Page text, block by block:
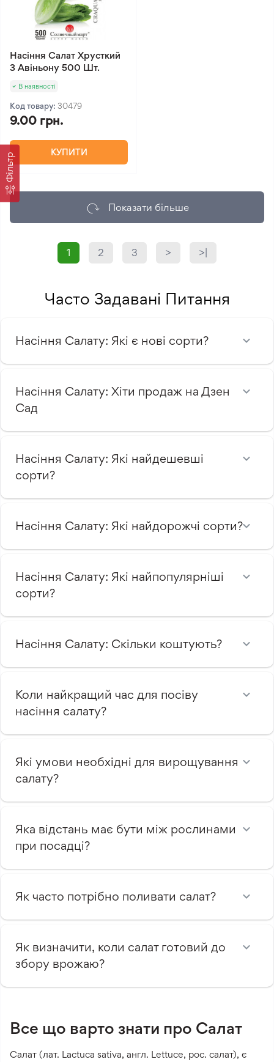
Фільтр
Насіння Салат Хрусткий
З Авіньону 500 Шт.
В наявності
Код товару: 30479
9.00 грн.
КУПИТИ
Показати більше
1 2 3 > >|
Часто Задавані Питання
Насіння Салату: Які є нові сорти?
Насіння Салату: Хіти продаж на Дзен
Сад
Насіння Салату: Які найдешевші
сорти?
Насіння Салату: Які найдорожчі сорти?
Насіння Салату: Які найпопулярніші
сорти?
Насіння Салату: Скільки коштують?
Коли найкращий час для посіву
насіння салату?
Які умови необхідні для вирощування
салату?
Яка відстань має бути між рослинами
при посадці?
Як часто потрібно поливати салат?
Як визначити, коли салат готовий до
збору врожаю?
Все що варто знати про Салат
Салат (лат. Lactuca sativa, англ. Lettuce, рос. салат), є